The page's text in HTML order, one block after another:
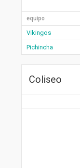
equipo
Vikingos
Pichincha
Coliseo